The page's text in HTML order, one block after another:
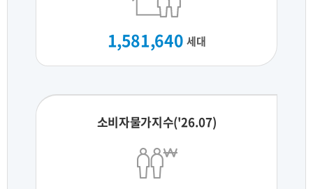
1,581,640 세대
소비자물가지수('26.07)